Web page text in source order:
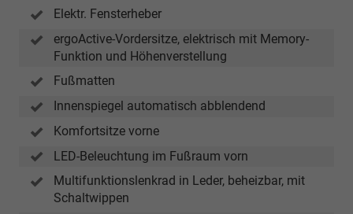
Elektr. Fensterheber
ergoActive-Vordersitze, elektrisch mit Memory-
Funktion und Höhenverstellung
Fußmatten
Innenspiegel automatisch abblendend
Komfortsitze vorne
LED-Beleuchtung im Fußraum vorn
Multifunktionslenkrad in Leder, beheizbar, mit
Schaltwippen